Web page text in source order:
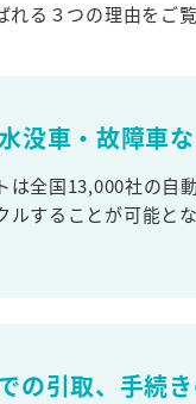
る３つの理由をご覧
没車・故障車
は全国13,000社の自
ルすることが可能と
の引取、手続